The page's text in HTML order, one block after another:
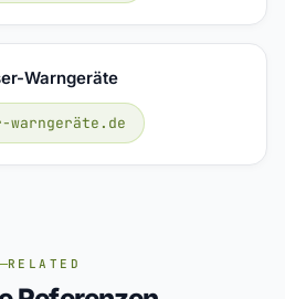
Warngeräte
warngeräte.de
RELATED